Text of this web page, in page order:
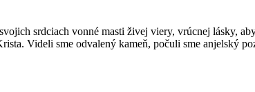
srdciach vonné masti živej viery, vrúcnej lásky,
Videli sme odvalený kameň, počuli sme anjelský